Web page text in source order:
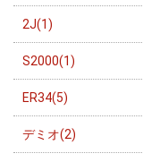
2J(1)
S2000(1)
ER34(5)
デミオ(2)